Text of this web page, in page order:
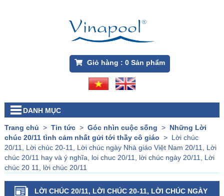
Giỏ hàng : 0Sản phẩm
DANH MỤC
Trang chủ > Tin tức> Góc nhìn cuộc sống > Những Lời
chúc 20/11 tình cảm nhất gửi tới thầy cô giáo > Lời chúc
20/11, Lời chúc 20-11, Lời chúc ngày Nhà giáo Việt Nam 20/11, Lời
chúc 20/11 hay và ý nghĩa, loi chuc 20/11, lời chúc ngày 20/11, Lời
chúc 20 11, lời chúc 20/11
LỜI CHÚC 20/11, LỜI CHÚC 20-11, LỜI CHÚC NGÀY